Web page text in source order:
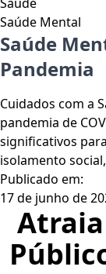
Saúde Mental
Saúde
Pandemia
Cuidados com a
pandemia de
significativos
isolamento
Publicado em:
17 de junho de